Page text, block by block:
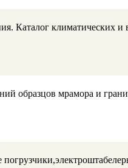
Каталог климатических
образцов мрамора и